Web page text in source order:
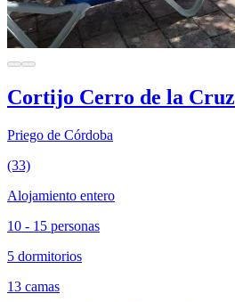
Cortijo Cerro de la Cruz
Priego de Córdoba
(33)
Alojamiento entero
10 - 15 personas
5 dormitorios
13 camas